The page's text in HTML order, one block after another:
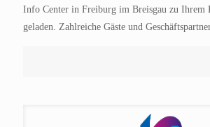
Info Center in Freiburg im Breisgau zu Ihrem
geladen. Zahlreiche Gäste und